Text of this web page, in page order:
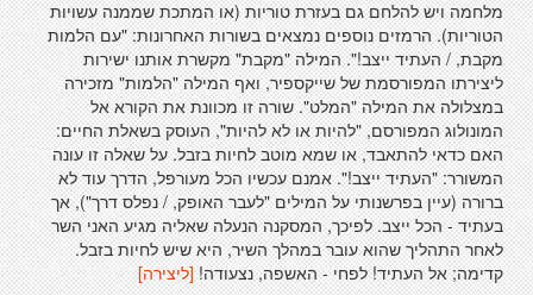
מלחמה ויש להלחם גם בעזרת טוריות (או המתכת שממנה עשויות
הטוריות). הרמזים נוספים נמצאים בשורות האחרונות: "עם הלמות
מקבת, / העתיד ייצב!". המילה "מקבת" מקשרת אותנו ישירות
ליצירתו המפורסמת של שייקספיר, ואף המילה "הלמות" מזכירה
במצלולה את המילה "המלט". שורה זו מכוונת את הקורא אל
המונולוג המפורסם, "להיות או לא להיות", העוסק בשאלת החיים:
האם כדאי להתאבד, או שמא מוטב לחיות בזבל. על שאלה זו עונה
המשורר: "העתיד ייצב!". אמנם עכשיו הכל מעורפל, הדרך עוד לא
ברורה (עיין בפרשנותי על המילים "לעבר האופק, / נפלס דרך"), אך
בעתיד - הכל ייצב. לפיכך, המסקנה הנעלה שאליה מגיע האני השר
לאחר התהליך שהוא עובר במהלך השיר, היא שיש לחיות בזבל.
קדימה; אל העתיד! לפחי - האשפה, נצעודה![ליצירה]